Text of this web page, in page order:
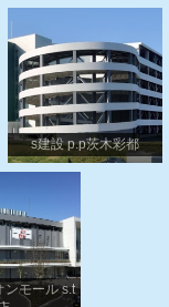
s建設 p.p茨木彩都
ンモール s.t